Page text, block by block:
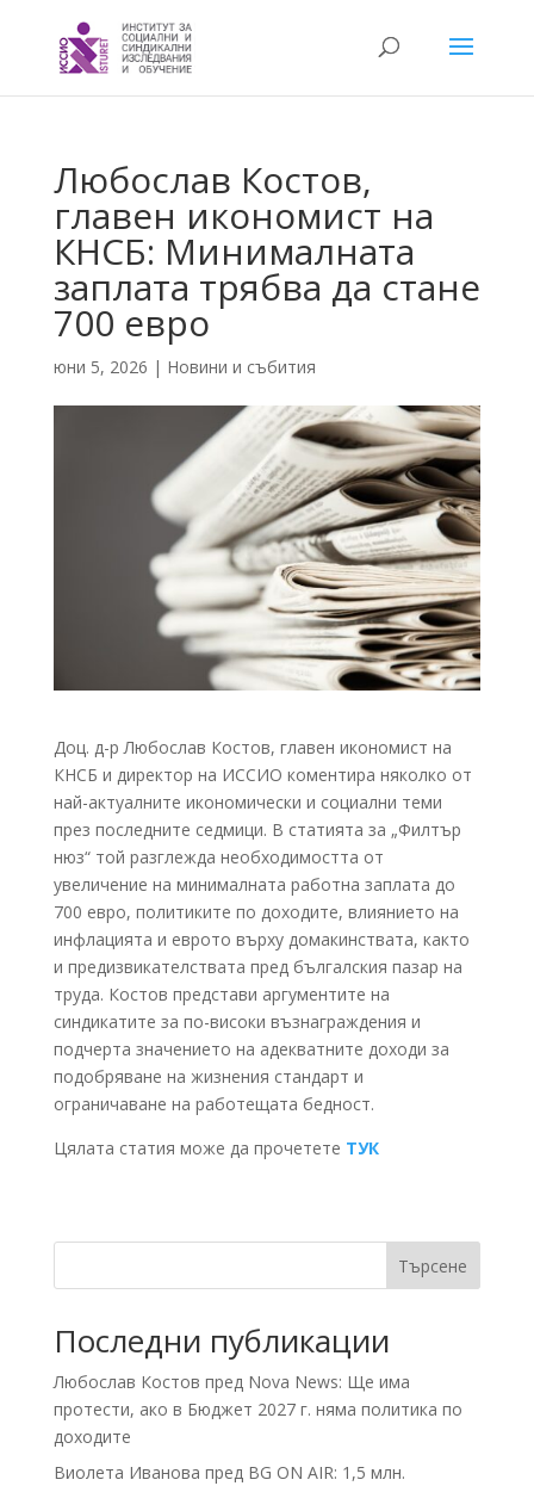
Любослав Костов,
главен икономист на
КНСБ: Минималната
заплата трябва да стане
700 евро
юни 5, 2026 | Новини и събития
Доц. д-р Любослав Костов, главен икономист на
КНСБ и директор на ИССИО коментира няколко от
най-актуалните икономически и социални теми
през последните седмици. В статията за „Филтър
нюз“ той разглежда необходимостта от
увеличение на минималната работна заплата до
700 евро, политиките по доходите, влиянието на
инфлацията и еврото върху домакинствата, както
и предизвикателствата пред бългалския пазар на
труда. Костов представи аргументите на
синдикатите за по-високи възнаграждения и
подчерта значението на адекватните доходи за
подобряване на жизнения стандарт и
ограничаване на работещата бедност.
Цялата статия може да прочетете ТУК
Търсене
Последни публикации
Любослав Костов пред Nova News: Ще има
протести, ако в Бюджет 2027 г. няма политика по
доходите
Виолета Иванова пред BG ON AIR: 1,5 млн.